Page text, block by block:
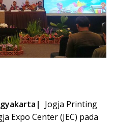
Jogja Printing
Expo Center (JEC) pada